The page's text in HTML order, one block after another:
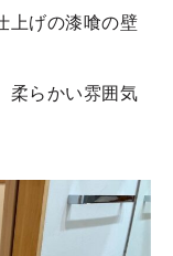
上げの漆喰の壁
柔らかい雰囲気